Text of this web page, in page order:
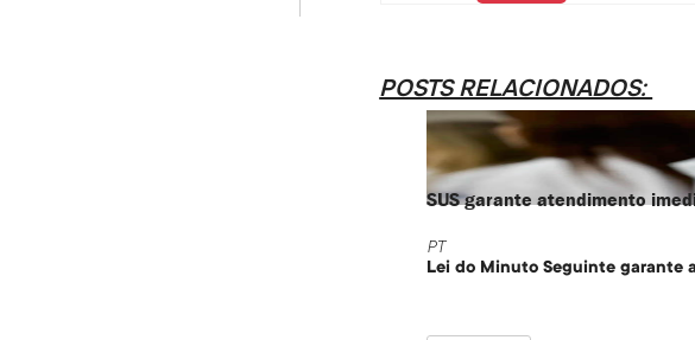
POSTS RELACIONADOS:
SUS garante atendimento
PT
Lei do Minuto Seguinte garante